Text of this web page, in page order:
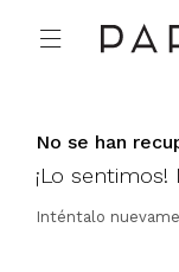

No se han
¡Lo
Inténtalo